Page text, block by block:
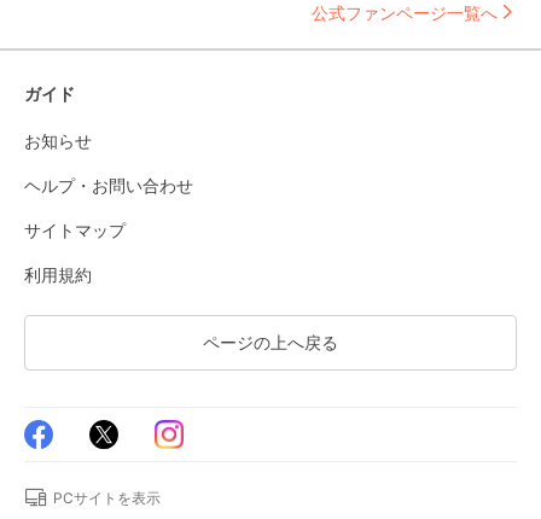
公式ファンページ一覧へ
ガイド
お知らせ
ヘルプ・お問い合わせ
サイトマップ
利用規約
ページの上へ戻る
PCサイトを表示